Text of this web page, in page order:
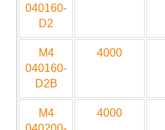
040160-
D2
M4
040160-
D2B
4000
M4
4000